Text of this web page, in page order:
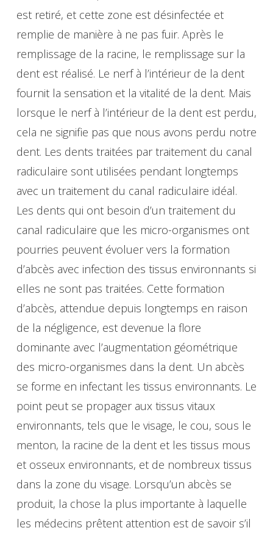
est retiré, et cette zone est désinfectée et
remplie de manière à ne pas fuir. Après le
remplissage de la racine, le remplissage sur la
dent est réalisé. Le nerf à l’intérieur de la dent
fournit la sensation et la vitalité de la dent. Mais
lorsque le nerf à l’intérieur de la dent est perdu,
cela ne signifie pas que nous avons perdu notre
dent. Les dents traitées par traitement du canal
radiculaire sont utilisées pendant longtemps
avec un traitement du canal radiculaire idéal.
Les dents qui ont besoin d’un traitement du
canal radiculaire que les micro-organismes ont
pourries peuvent évoluer vers la formation
d’abcès avec infection des tissus environnants si
elles ne sont pas traitées. Cette formation
d’abcès, attendue depuis longtemps en raison
de la négligence, est devenue la flore
dominante avec l’augmentation géométrique
des micro-organismes dans la dent. Un abcès
se forme en infectant les tissus environnants. Le
point peut se propager aux tissus vitaux
environnants, tels que le visage, le cou, sous le
menton, la racine de la dent et les tissus mous
et osseux environnants, et de nombreux tissus
dans la zone du visage. Lorsqu’un abcès se
produit, la chose la plus importante à laquelle
les médecins prêtent attention est de savoir s’il